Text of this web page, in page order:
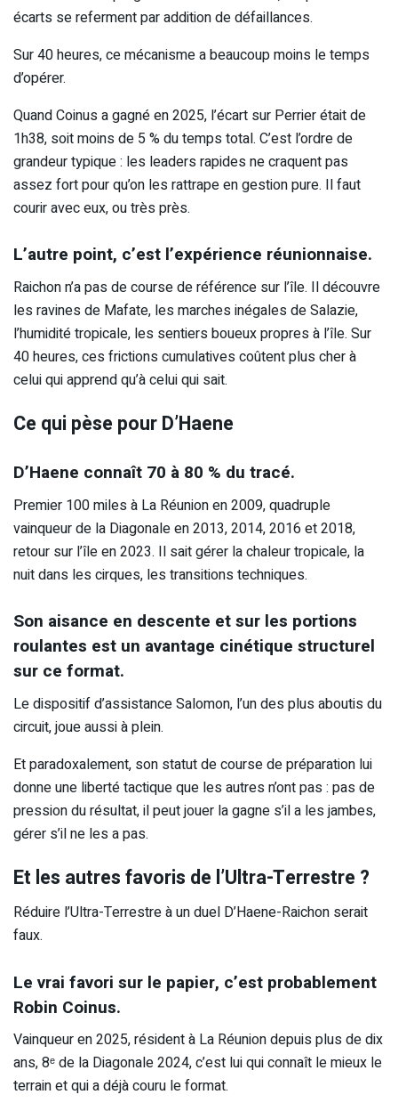
écarts se referment par addition de défaillances.
Sur 40 heures, ce mécanisme a beaucoup moins le temps
d’opérer.
Quand Coinus a gagné en 2025, l’écart sur Perrier était de
1h38, soit moins de 5 % du temps total. C’est l’ordre de
grandeur typique : les leaders rapides ne craquent pas
assez fort pour qu’on les rattrape en gestion pure. Il faut
courir avec eux, ou très près.
L’autre point, c’est l’expérience réunionnaise.
Raichon n’a pas de course de référence sur l’île. Il découvre
les ravines de Mafate, les marches inégales de Salazie,
l’humidité tropicale, les sentiers boueux propres à l’île. Sur
40 heures, ces frictions cumulatives coûtent plus cher à
celui qui apprend qu’à celui qui sait.
Ce qui pèse pour D’Haene
D’Haene connaît 70 à 80 % du tracé.
Premier 100 miles à La Réunion en 2009, quadruple
vainqueur de la Diagonale en 2013, 2014, 2016 et 2018,
retour sur l’île en 2023. Il sait gérer la chaleur tropicale, la
nuit dans les cirques, les transitions techniques.
Son aisance en descente et sur les portions
roulantes est un avantage cinétique structurel
sur ce format.
Le dispositif d’assistance Salomon, l’un des plus aboutis du
circuit, joue aussi à plein.
Et paradoxalement, son statut de course de préparation lui
donne une liberté tactique que les autres n’ont pas : pas de
pression du résultat, il peut jouer la gagne s’il a les jambes,
gérer s’il ne les a pas.
Et les autres favoris de l’Ultra-Terrestre ?
Réduire l’Ultra-Terrestre à un duel D’Haene-Raichon serait
faux.
Le vrai favori sur le papier, c’est probablement
Robin Coinus.
Vainqueur en 2025, résident à La Réunion depuis plus de dix
ans, 8ᵉ de la Diagonale 2024, c’est lui qui connaît le mieux le
terrain et qui a déjà couru le format.